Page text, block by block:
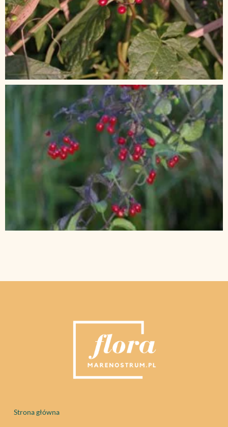
Strona główna